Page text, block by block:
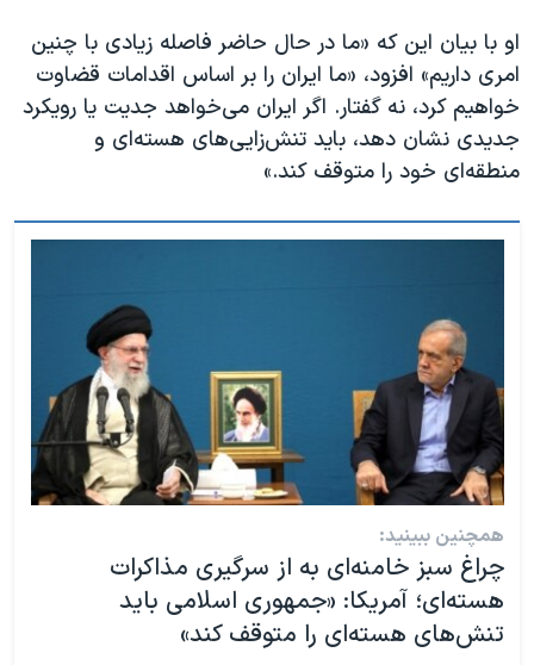
او با بیان این که «ما در حال حاضر فاصله زیادی با چنین
امری داریم» افزود، «ما ایران را بر اساس اقدامات‌ قضاوت
خواهیم کرد، نه گفتار. اگر ایران می‌خواهد جدیت یا رویکرد
جدیدی نشان دهد، باید تنش‌زایی‌‌های هسته‌ای و
منطقه‌ای خود را متوقف کند.»
همچنین ببینید:
چراغ سبز خامنه‌ای به از سرگیری مذاکرات
هسته‌ای؛ آمریکا: «جمهوری اسلامی باید
تنش‌های هسته‌ای را متوقف کند»